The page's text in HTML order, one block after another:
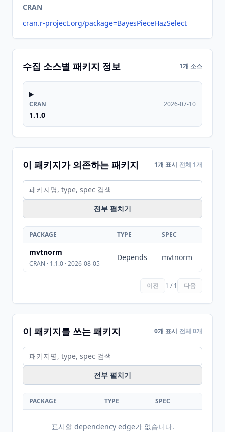
CRAN
cran.r-project.org/package=BayesPieceHazSelect
수집 소스별 패키지 정보 1개 소스
CRAN
1.1.0
2026-07-10
이 패키지가 의존하는 패키지 1개 표시 전체 1개
전부 펼치기
PACKAGE TYPE SPEC
mvtnorm
CRAN · 1.1.0 · 2026-08-05
Depends mvtnorm
이전 1 / 1 다음
이 패키지를 쓰는 패키지 0개 표시 전체 0개
전부 펼치기
PACKAGE TYPE SPEC
표시할 dependency edge가 없습니다.